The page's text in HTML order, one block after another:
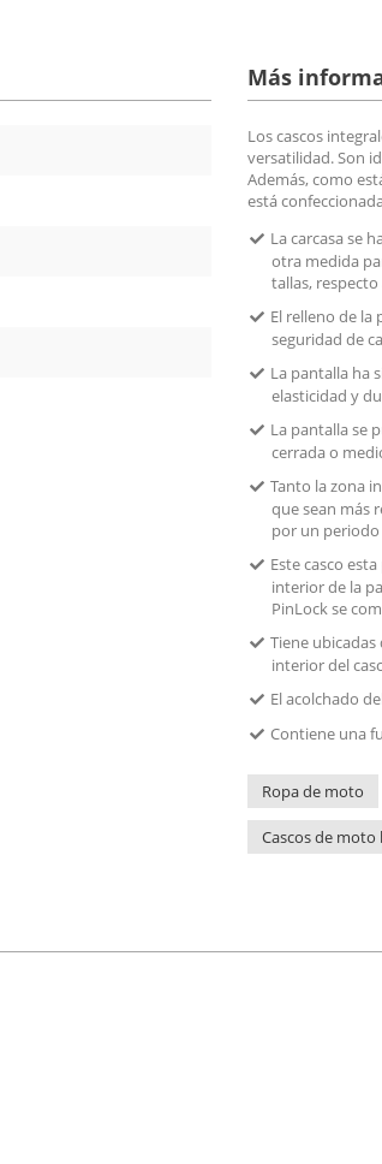
Más
Los cascos
versatilidad. Son
Además, como
está
La carcasa se
otra medida
tallas,
El relleno de la
seguridad de
La pantalla ha
elasticidad y
La pantalla se
cerrada o
Tanto la zona
que sean más
por un periodo
Este casco
interior de la
PinLock se
Tiene
interior del
El acolchado
Contiene una
Ropa de moto
Cascos de moto